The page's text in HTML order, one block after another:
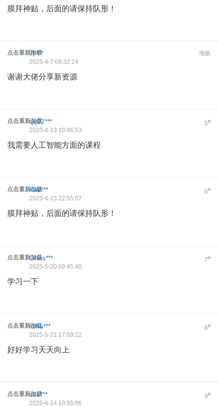
膜拜神贴，后面的请保持队形！
点击重新加载 地板
叶***
2025-4-7 08:32:24
谢谢大佬分享新资源
点击重新加载 5#
qq22***
2025-4-13 10:46:53
我需要人工智能方面的课程
点击重新加载 6#
Kaz***
2025-4-23 22:55:07
膜拜神贴，后面的请保持队形！
点击重新加载 7#
Ghos***
2025-5-20 09:45:40
学习一下
点击重新加载 8#
lizhu***
2025-5-31 17:09:22
好好学习天天向上
点击重新加载 9#
sds***
2025-6-14 10:55:06